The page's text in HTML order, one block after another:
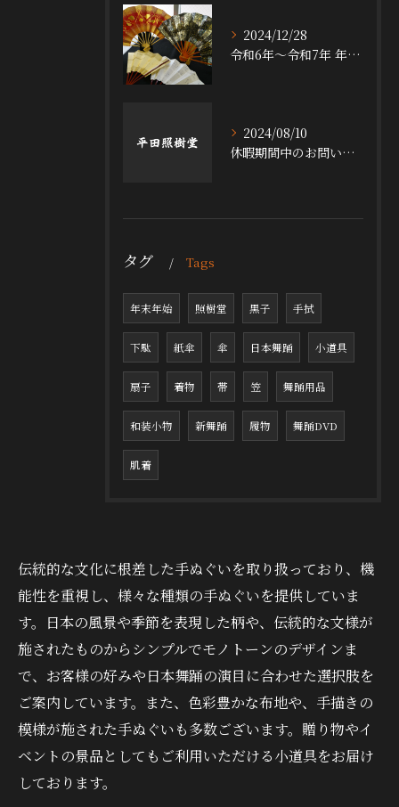
2024/12/28
令和6年～令和7年 年末年始休暇について
2024/08/10
休暇期間中のお問い合わせなどの対応について
タグ Tags
年末年始 照樹堂 黒子 手拭
下駄 紙傘 傘 日本舞踊 小道具
扇子 着物 帯 笠 舞踊用品
和装小物 新舞踊 履物 舞踊DVD
肌着
伝統的な文化に根差した手ぬぐいを取り扱っており、機
能性を重視し、様々な種類の手ぬぐいを提供していま
す。日本の風景や季節を表現した柄や、伝統的な文様が
施されたものからシンプルでモノトーンのデザインま
で、お客様の好みや日本舞踊の演目に合わせた選択肢を
ご案内しています。また、色彩豊かな布地や、手描きの
模様が施された手ぬぐいも多数ございます。贈り物やイ
ベントの景品としてもご利用いただける小道具をお届け
しております。